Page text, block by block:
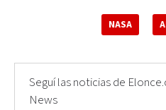
NASA
Seguí las noticias de
News